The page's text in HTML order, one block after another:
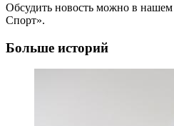
Обсудить новость можно в
Спорт».
Больше историй